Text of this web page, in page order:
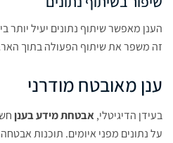
הענן מאפשר שיתוף נתונים יעיל יותר
זה משפר את שיתוף הפעולה בתוך
ענן מאובטח מודרני
בעידן הדיגיטלי,אבטחת מידע בענן
על נתונים מפני איומים. תוכנות